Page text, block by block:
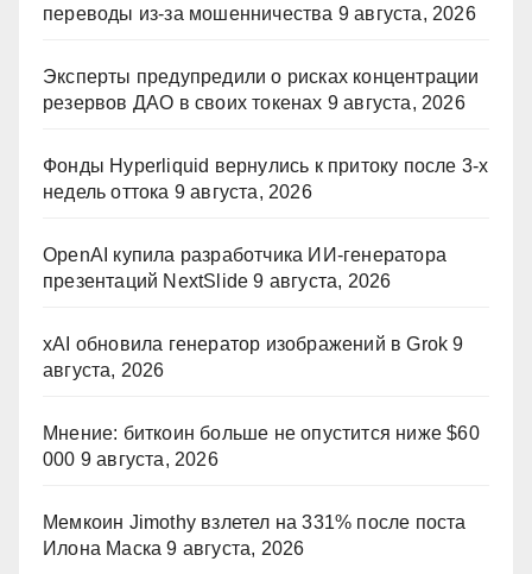
переводы из-за мошенничества 9 августа, 2026
Эксперты предупредили о рисках концентрации
резервов ДАО в своих токенах 9 августа, 2026
Фонды Hyperliquid вернулись к притоку после 3-х
недель оттока 9 августа, 2026
OpenAI купила разработчика ИИ-генератора
презентаций NextSlide 9 августа, 2026
xAI обновила генератор изображений в Grok 9
августа, 2026
Мнение: биткоин больше не опустится ниже $60
000 9 августа, 2026
Мемкоин Jimothy взлетел на 331% после поста
Илона Маска 9 августа, 2026